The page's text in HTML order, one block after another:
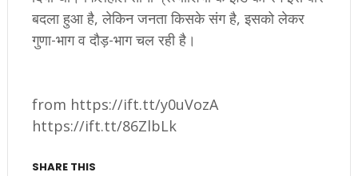
बदला हुआ है, लेकिन जनता किसके संग है, इसको लेकर
गुणा-भाग व दौड़-भाग चल रही है।
from https://ift.tt/y0uVozA
https://ift.tt/86ZlbLk
SHARE THIS